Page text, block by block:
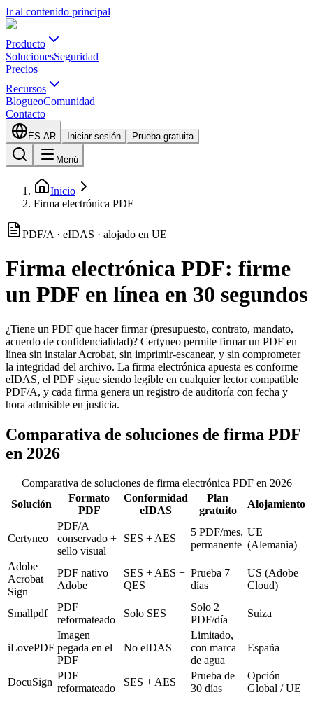
Ir al contenido principal
Producto
SolucionesSeguridad
Precios
Recursos
BlogueoComunidad
Contacto
ES-AR Iniciar sesión Prueba gratuita
Menú
Inicio
Firma electrónica PDF
PDF/A · eIDAS · alojado en UE
Firma electrónica PDF: firme
un PDF en línea en 30 segundos
¿Tiene un PDF que hacer firmar (presupuesto, contrato, mandato,
acuerdo de confidencialidad)? Certyneo permite firmar un PDF en
línea sin instalar Acrobat, sin imprimir-escanear, y sin comprometer
la integridad del archivo. La firma electrónica apuesta es conforme
eIDAS, el PDF sigue siendo legible en cualquier lector compatible
PDF/A, y cada firma genera un registro de auditoría con fecha y
hora admisible en justicia.
Comparativa de soluciones de firma PDF
en 2026
Comparativa de soluciones de firma electrónica PDF en 2026
Solución
Formato
PDF
Conformidad
eIDAS
Plan
gratuito
Alojamiento
Certyneo
PDF/A
conservado +
sello visual
SES + AES
5 PDF/mes,
permanente
UE
(Alemania)
Adobe
Acrobat
Sign
PDF nativo
Adobe
SES + AES +
QES
Prueba 7
días
US (Adobe
Cloud)
Smallpdf
PDF
reformateado
Solo SES
Solo 2
PDF/día
Suiza
iLovePDF
Imagen
pegada en el
PDF
No eIDAS
Limitado,
con marca
de agua
España
DocuSign
PDF
reformateado
SES + AES
Prueba de
30 días
Opción
Global / UE